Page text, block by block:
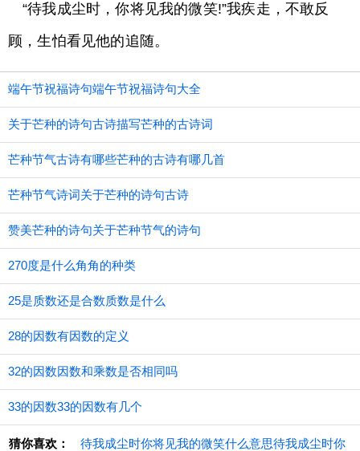
“待我成尘时，你将见我的微笑!”我疾走，不敢反
顾，生怕看见他的追随。
端午节祝福诗句端午节祝福诗句大全
关于芒种的诗句古诗描写芒种的古诗词
芒种节气古诗有哪些芒种的古诗有哪几首
芒种节气诗词关于芒种的诗句古诗
赞美芒种的诗句关于芒种节气的诗句
270度是什么角角的种类
25是质数还是合数质数是什么
28的因数有因数的定义
32的因数因数和乘数是否相同吗
33的因数33的因数有几个
猜你喜欢： 待我成尘时你将见我的微笑什么意思待我成尘时你